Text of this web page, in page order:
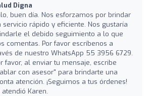
Digna
buen día. Nos esforzamos por brindar
servicio rápido y eficiente. Nos gustaría
el debido seguimiento a lo que
comentas. Por favor escríbenos a
de nuestro WhatsApp 55 3956 6729.
favor, al enviar tu mensaje, escribe
con asesor" para brindarte una
atención. ¡Seguimos a tus órdenes!
atendió Karen.